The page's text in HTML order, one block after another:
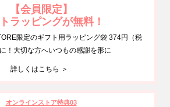
【会員限定】
ラッピングが無料！
限定のギフト用ラッピング袋 374円（税
！大切な方へいつもの感謝を形に
詳しくはこちら ＞
オンラインストア特典03